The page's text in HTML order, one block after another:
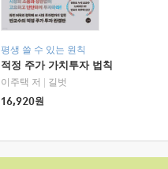
평생 쓸 수 있는 원칙
적정 주가 가치투자 법칙
이주택 저
길벗
16,920원